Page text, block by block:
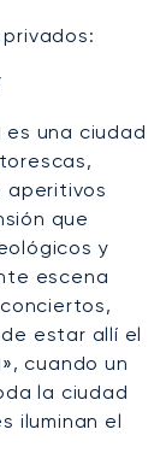
una ciudad
aperitivos
que
y
escena
estar allí el
cuando un
la ciudad
iluminan el